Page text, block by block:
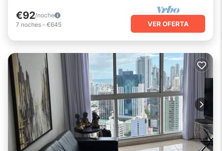
€92/noche
7 noches - €645 VER OFERTA